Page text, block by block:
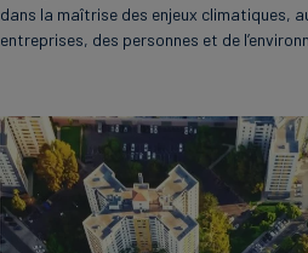
dans la maîtrise des enjeux climatiques,
entreprises, des personnes et de